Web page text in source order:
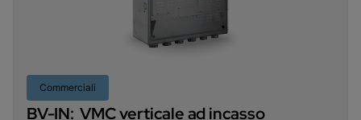
Commerciali
BV-IN: VMC verticale ad incasso